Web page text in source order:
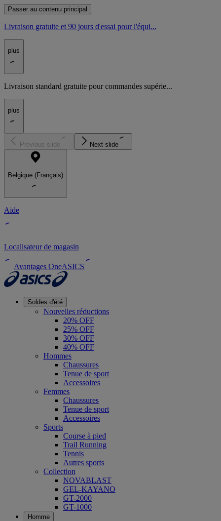
Passer au contenu principal
Livraison gratuite et 90 jours d'essai pour l'équi...
plus
Livraison standard gratuite pour commandes supérie...
plus
Previous slide Next slide
Belgique (Français)
Aide
Localisateur de magasin
Avantages OneASICS
Soldes d'été
Nouvelles réductions
20% OFF
25% OFF
30% OFF
40% OFF
Hommes
Chaussures
Tenue de sport
Accessoires
Femmes
Chaussures
Tenue de sport
Accessoires
Sports
Course à pied
Trail Running
Tennis
Autres sports
Collection
NOVABLAST
GEL-KAYANO
GT-2000
GT-1000
Homme